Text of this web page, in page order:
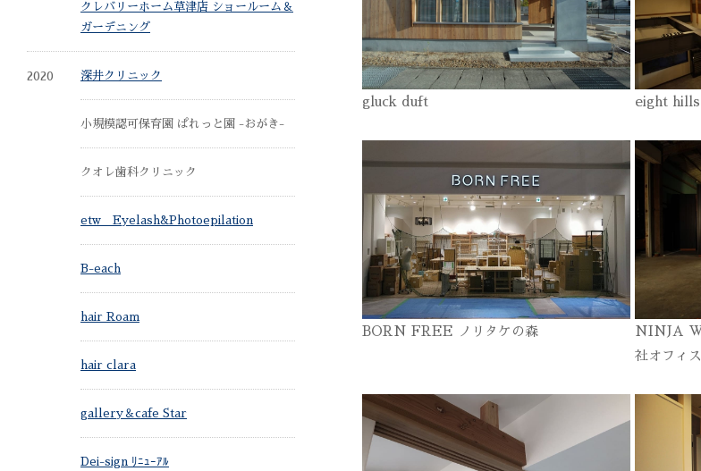
クレバリーホーム草津店 ショールーム＆
ガーデニング
2020 深井クリニック
小規模認可保育園 ぱれっと園 -おがき-
クオレ歯科クリニック
etw Eyelash&Photoepilation
B-each
hair Roam
hair clara
gallery＆cafe Star
Dei-sign ﾘﾆｭｰｱﾙ
gluck duft eight
BORN FREE ノリタケの森
NINJA
社オフィス